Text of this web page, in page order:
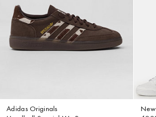
Adidas Originals